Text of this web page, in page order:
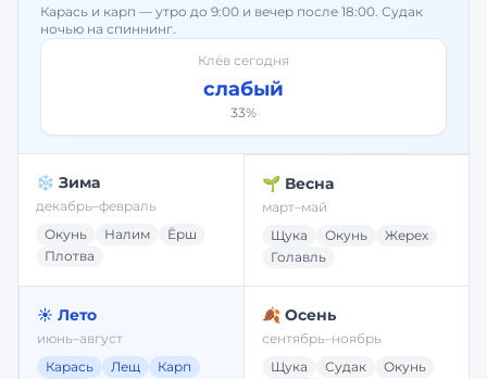
Карась и карп — утро до 9:00 и вечер после 18:00. Судак
ночью на спиннинг.
Клёв сегодня
слабый
33%
❄️ Зима
декабрь–февраль
Окунь
Налим
Ёрш
Плотва
🌱 Весна
март–май
Щука
Окунь
Жерех
Голавль
☀️ Лето
июнь–август
Карась
Лещ
Карп
🍂 Осень
сентябрь–ноябрь
Щука
Судак
Окунь